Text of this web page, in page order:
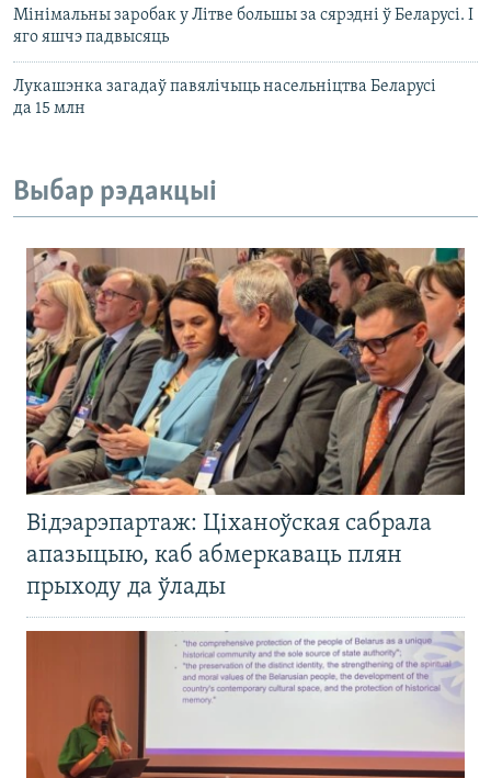
Мінімальны заробак у Літве большы за сярэдні ў Беларусі. І
яго яшчэ падвысяць
Лукашэнка загадаў павялічыць насельніцтва Беларусі
да 15 млн
Выбар рэдакцыі
Відэарэпартаж: Ціханоўская сабрала
апазыцыю, каб абмеркаваць плян
прыходу да ўлады